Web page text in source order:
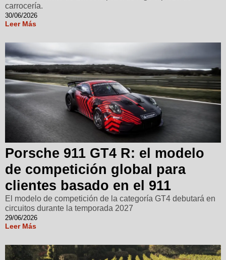
carrocería.
30/06/2026
Leer Más
Porsche 911 GT4 R: el modelo
de competición global para
clientes basado en el 911
El modelo de competición de la categoría GT4 debutará en
circuitos durante la temporada 2027
29/06/2026
Leer Más